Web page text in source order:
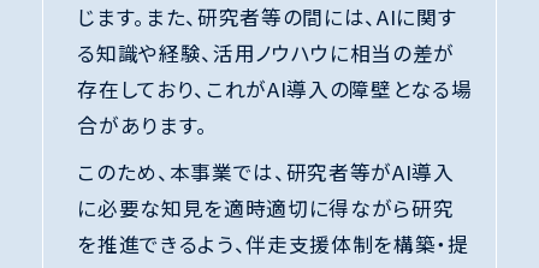
じます。また、研究者等の間には、AIに関す
る知識や経験、活用ノウハウに相当の差が
存在しており、これがAI導入の障壁となる場
合があります。
このため、本事業では、研究者等がAI導入
に必要な知見を適時適切に得ながら研究
を推進できるよう、伴走支援体制を構築・提